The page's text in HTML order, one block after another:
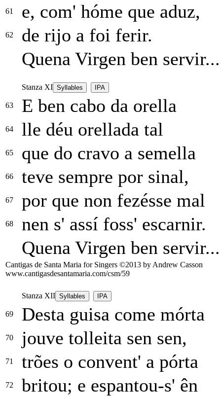
61 e, com' hóme que aduz,
62
de rijo a foi ferir.
Quena Virgen ben servir...
Stanza XI Syllables IPA
63 E ben cabo da orella
64 lle déu orellada tal
65 que do cravo a semella
66 teve sempre por sinal,
67 por que non fezésse mal
68
nen s' assí foss' escarnir.
Quena Virgen ben servir...
Cantigas de Santa Maria for Singers ©2013 by Andrew Casson
www.cantigasdesantamaria.com/csm/59
Stanza XII Syllables IPA
69 Desta guisa come mórta
70 jouve tolleita sen sen,
71 trões o convent' a pórta
72 britou; e espantou-s' ên